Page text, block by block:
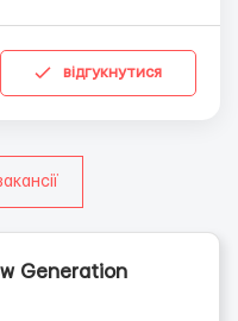
відгукнутися
Generation